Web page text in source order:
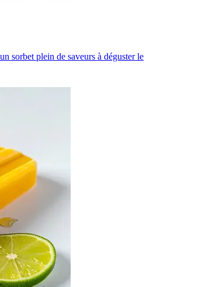
sorbet plein de saveurs à déguster le